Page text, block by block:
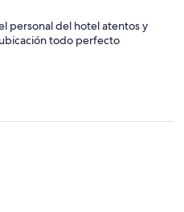
personal del hotel atentos y
todo perfecto